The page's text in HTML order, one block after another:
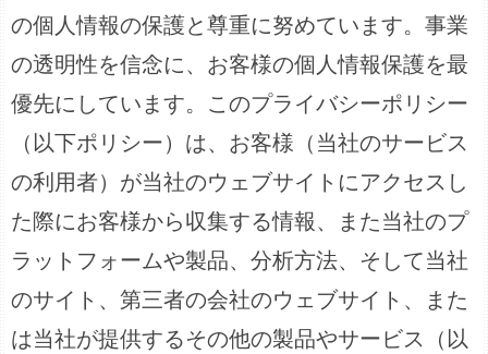
の個人情報の保護と尊重に努めています。事業
の透明性を信念に、お客様の個人情報保護を最
優先にしています。このプライバシーポリシー
（以下ポリシー）は、お客様（当社のサービス
の利用者）が当社のウェブサイトにアクセスし
た際にお客様から収集する情報、また当社のプ
ラットフォームや製品、分析方法、そして当社
のサイト、第三者の会社のウェブサイト、また
は当社が提供するその他の製品やサービス（以